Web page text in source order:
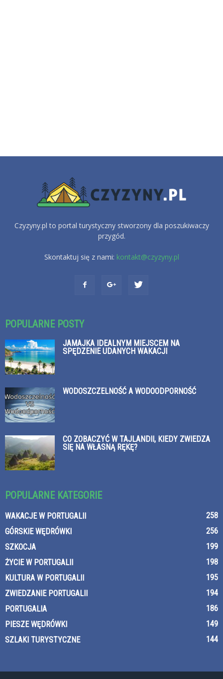
Czyzyny.pl to portal turystyczny stworzony dla poszukiwaczy
przygód.
Skontaktuj się z nami: kontakt@czyzyny.pl
POPULARNE POSTY
JAMAJKA IDEALNYM MIEJSCEM NA
SPĘDZENIE UDANYCH WAKACJI
WODOSZCZELNOŚĆ A WODOODPORNOŚĆ
CO ZOBACZYĆ W TAJLANDII, KIEDY ZWIEDZA
SIĘ NA WŁASNĄ RĘKĘ?
POPULARNE KATEGORIE
WAKACJE W PORTUGALII
258
GÓRSKIE WĘDRÓWKI
256
SZKOCJA
199
ŻYCIE W PORTUGALII
198
KULTURA W PORTUGALII
195
ZWIEDZANIE PORTUGALII
194
PORTUGALIA
186
PIESZE WĘDRÓWKI
149
SZLAKI TURYSTYCZNE
144